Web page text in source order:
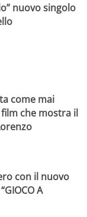
nuovo singolo
come mai
che mostra il
con il nuovo
A